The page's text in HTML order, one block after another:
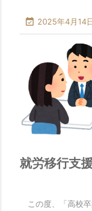
 2025年4月14
就労移行支
この度、「高校卒